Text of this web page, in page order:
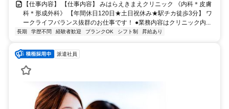
【仕事内容】 【仕事内容】 みはらえきまえクリニック 《内科＊皮膚
科＊形成外科》 【年間休日120日★土日祝休み★駅チカ徒歩3分】 ワ
ークライフバランス抜群のお仕事です！ ●業務内容はクリニック内...
長期 学歴不問 経験者歓迎 ブランクOK シフト制 昇給あり
派遣社員